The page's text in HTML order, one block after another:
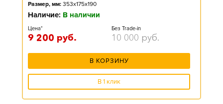
Размер, мм: 353x175x190
Наличие: В наличии
Цена*
9 200 руб.
Без Trade-in
10 000 руб.
В КОРЗИНУ
В 1 клик